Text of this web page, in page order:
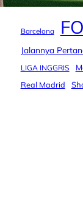
Barcelona
Jalannya
LIGA INGGRIS
Real Madrid